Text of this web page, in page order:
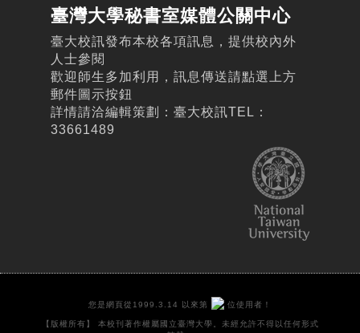
臺灣大學秘書室媒體公關中心
臺大校訊發布本校各項訊息，提供校內外
人士參閱
歡迎師生多加利用，訊息傳送請點選上方
郵件圖示按鈕
詳情請洽編輯策劃：臺大校訊TEL：
33661489
您是網頁從1999.3.14 以來第 位使用者！
【版權所有】 本校刊著作權屬國立臺灣大學。未經允許不得以任何形式